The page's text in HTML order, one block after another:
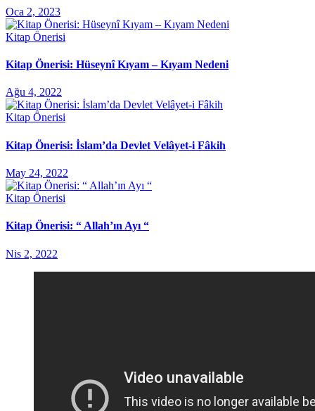
Oca 2, 2023
Kitap Önerisi
Kitap Önerisi: Hüseynî Kıyam – Kıyam Nedeni
Ağu 4, 2022
Kitap Önerisi
Kitap Önerisi: İslam’da Devlet Velâyet-i Fâkih
May 24, 2022
Kitap Önerisi
Kitap Önerisi: “ Allah’ın Ayı “
Nis 2, 2022